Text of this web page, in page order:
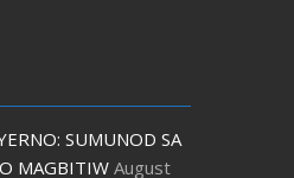
SUMUNOD SA
MAGBITIW August